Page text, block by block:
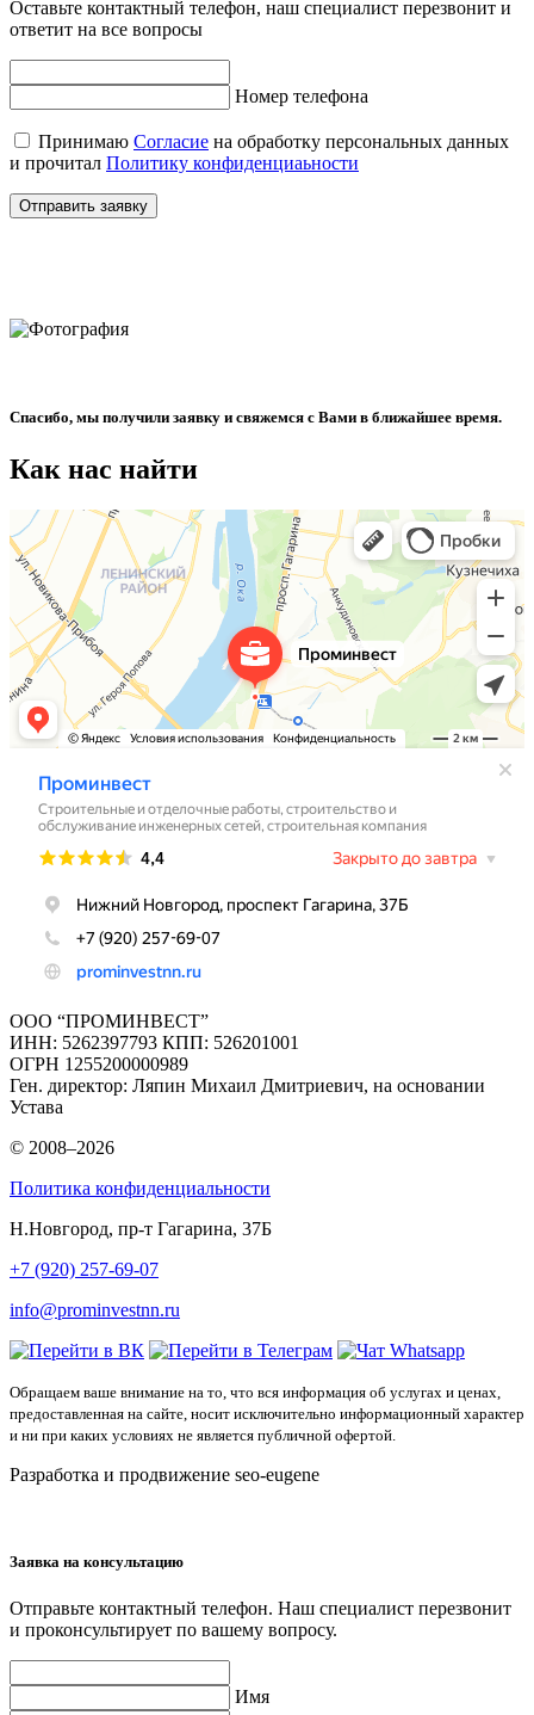
Оставьте контактный телефон, наш специалист перезвонит и
ответит на все вопросы
Номер телефона
Принимаю Согласие на обработку персональных данных
и прочитал Политику конфиденциаьности
Отправить заявку
Спасибо, мы получили заявку и свяжемся с Вами в ближайшее время.
Как нас найти
ООО “ПРОМИНВЕСТ”
ИНН: 5262397793 КПП: 526201001
ОГРН 1255200000989
Ген. директор: Ляпин Михаил Дмитриевич, на основании
Устава
© 2008–2026
Политика конфиденциальности
Н.Новгород, пр-т Гагарина, 37Б
+7 (920) 257-69-07
info@prominvestnn.ru
Обращаем ваше внимание на то, что вся информация об услугах и ценах,
предоставленная на сайте, носит исключительно информационный характер
и ни при каких условиях не является публичной офертой.
Разработка и продвижение seo-eugene
Заявка на консультацию
Отправьте контактный телефон. Наш специалист перезвонит
и проконсультирует по вашему вопросу.
Имя